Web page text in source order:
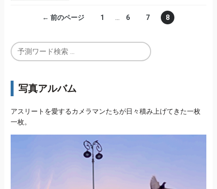
← 前のページ 1 6 7 8
写真アルバム
アスリートを愛するカメラマンたちが日々積み上げてきた一枚
一枚。